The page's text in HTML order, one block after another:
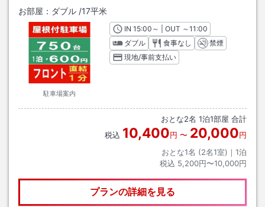
お部屋： ダブル /17平米
駐車場案内
INチェックイン
15:00 ～ | OUT チェックアウト
～11:00
ダブル
食事なし
禁煙
現地/事前支払い
おとな2名 1泊1部屋 合計
税込 10,400円 〜 20,000円
おとな1名 (2名1室)｜ 1泊
税込 5,200円〜10,000円
プランの詳細を見る